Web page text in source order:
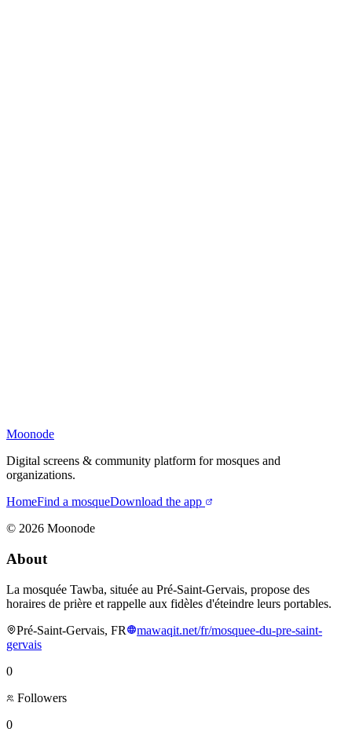
Moonode
Digital screens & community platform for mosques and
organizations.
HomeFind a mosqueDownload the app
© 2026 Moonode
About
La mosquée Tawba, située au Pré-Saint-Gervais, propose des
horaires de prière et rappelle aux fidèles d'éteindre leurs portables.
Pré-Saint-Gervais, FR
mawaqit.net/fr/mosquee-du-pre-saint-
gervais
0
Followers
0